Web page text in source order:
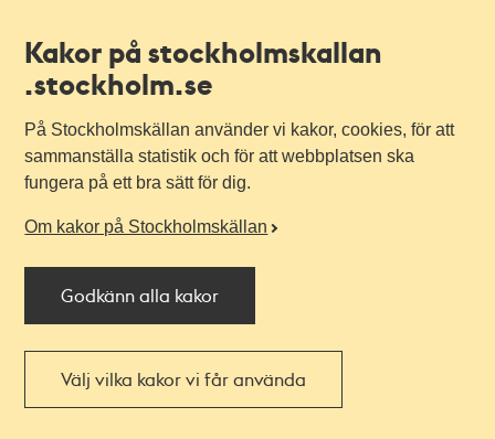
Kakor på stockholmskallan
.stockholm.se
På Stockholmskällan använder vi kakor, cookies, för att
sammanställa statistik och för att webbplatsen ska
fungera på ett bra sätt för dig.
Om kakor på Stockholmskällan
Godkänn alla kakor
Välj vilka kakor vi får använda